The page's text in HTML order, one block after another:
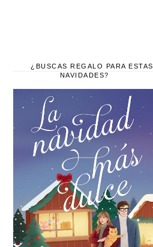
¿BUSCAS REGALO PARA ESTAS
NAVIDADES?